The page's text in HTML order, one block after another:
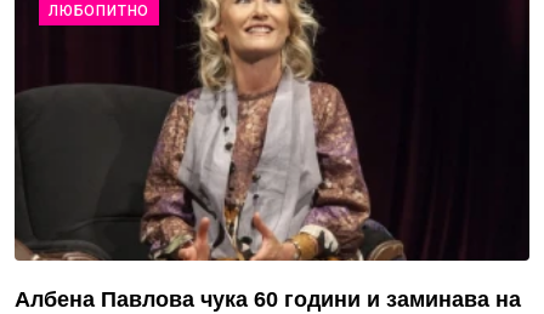
ЛЮБОПИТНО
Албена Павлова чука 60 години и заминава на